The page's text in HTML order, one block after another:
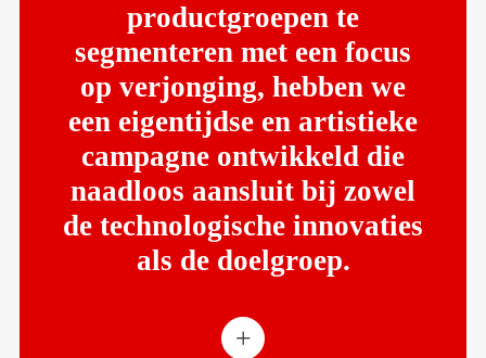
productgroepen te
segmenteren met een focus
op verjonging, hebben we
een eigentijdse en artistieke
campagne ontwikkeld die
naadloos aansluit bij zowel
de technologische innovaties
als de doelgroep.